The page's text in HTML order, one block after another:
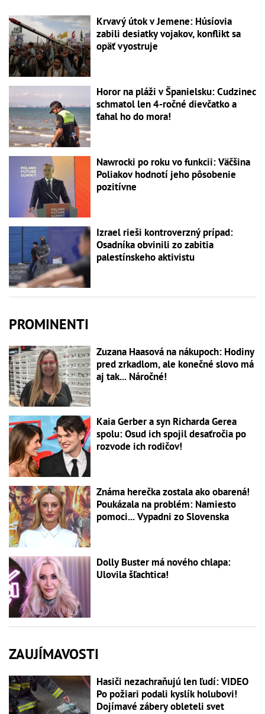
Krvavý útok v Jemene: Húsíovia
zabili desiatky vojakov, konflikt sa
opäť vyostruje
Horor na pláži v Španielsku: Cudzinec
schmatol len 4-ročné dievčatko a
ťahal ho do mora!
Nawrocki po roku vo funkcii: Väčšina
Poliakov hodnotí jeho pôsobenie
pozitívne
Izrael rieši kontroverzný prípad:
Osadníka obvinili zo zabitia
palestínskeho aktivistu
PROMINENTI
Zuzana Haasová na nákupoch: Hodiny
pred zrkadlom, ale konečné slovo má
aj tak... Náročné!
Kaia Gerber a syn Richarda Gerea
spolu: Osud ich spojil desaťročia po
rozvode ich rodičov!
Známa herečka zostala ako obarená!
Poukázala na problém: Namiesto
pomoci... Vypadni zo Slovenska
Dolly Buster má nového chlapa:
Ulovila šľachtica!
ZAUJÍMAVOSTI
Hasiči nezachraňujú len ľudí: VIDEO
Po požiari podali kyslík holubovi!
Dojímavé zábery obleteli svet